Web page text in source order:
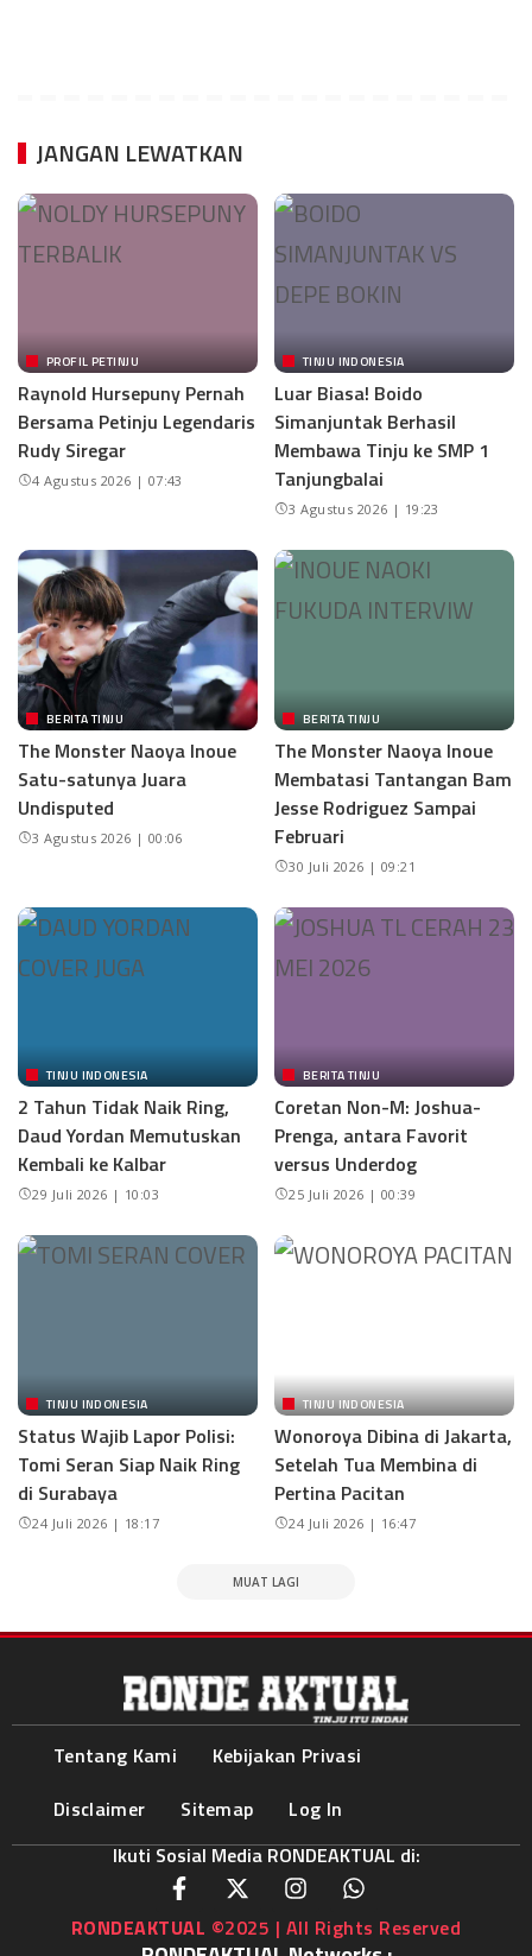
JANGAN LEWATKAN
PROFIL PETINJU
Raynold Hursepuny Pernah
Bersama Petinju Legendaris
Rudy Siregar
4 Agustus 2026 | 07:43
TINJU INDONESIA
Luar Biasa! Boido
Simanjuntak Berhasil
Membawa Tinju ke SMP 1
Tanjungbalai
3 Agustus 2026 | 19:23
BERITA TINJU
The Monster Naoya Inoue
Satu-satunya Juara
Undisputed
3 Agustus 2026 | 00:06
BERITA TINJU
The Monster Naoya Inoue
Membatasi Tantangan Bam
Jesse Rodriguez Sampai
Februari
30 Juli 2026 | 09:21
TINJU INDONESIA
2 Tahun Tidak Naik Ring,
Daud Yordan Memutuskan
Kembali ke Kalbar
29 Juli 2026 | 10:03
BERITA TINJU
Coretan Non-M: Joshua-
Prenga, antara Favorit
versus Underdog
25 Juli 2026 | 00:39
TINJU INDONESIA
Status Wajib Lapor Polisi:
Tomi Seran Siap Naik Ring
di Surabaya
24 Juli 2026 | 18:17
TINJU INDONESIA
Wonoroya Dibina di Jakarta,
Setelah Tua Membina di
Pertina Pacitan
24 Juli 2026 | 16:47
MUAT LAGI
Tentang Kami
Kebijakan Privasi
Disclaimer
Sitemap
Log In
Ikuti Sosial Media RONDEAKTUAL di:
RONDEAKTUAL ©2025 | All Rights Reserved